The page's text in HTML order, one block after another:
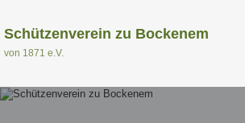
Schützenverein zu Bockenem
von 1871 e.V.